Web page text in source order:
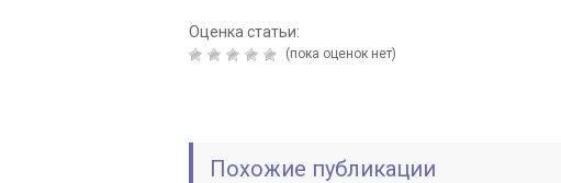
Оценка статьи:
(пока оценок нет)
Похожие публикации